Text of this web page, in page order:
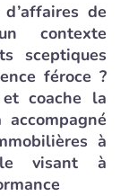
de
contexte
sceptiques
féroce ?
coache la
accompagné
à
visant à